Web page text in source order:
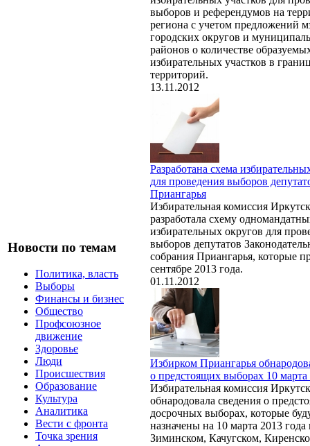
Новости по темам
Политика, власть
Выборы
Финансы и бизнес
Общество
Профсоюзное
движение
Здоровье
Люди
Происшествия
Образование
Культура
Аналитика
Вести с фронта
Точка зрения
выборов и референдумов на
региона с учетом предложений
городских округов и
районов о количестве
избирательных участков в
территорий.
13.11.2012
Разработана схема
для проведения выборов
Приангарья
Избирательная комиссия
разработала схему
избирательных округов для
выборов депутатов
собрания Приангарья, которые
сентябре 2013 года.
01.11.2012
Избирком Приангарья
о предстоящих выборах 10 марта
Избирательная комиссия
обнародовала сведения о
досрочных выборах, которые
назначены на 10 марта 2013
Зиминском, Качугском,